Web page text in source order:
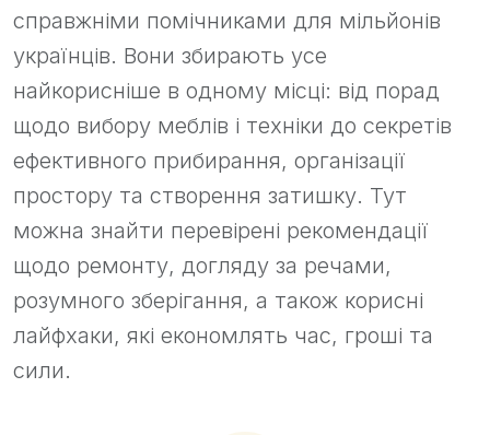
справжніми помічниками для мільйонів
українців. Вони збирають усе
найкорисніше в одному місці: від порад
щодо вибору меблів і техніки до секретів
ефективного прибирання, організації
простору та створення затишку. Тут
можна знайти перевірені рекомендації
щодо ремонту, догляду за речами,
розумного зберігання, а також корисні
лайфхаки, які економлять час, гроші та
сили.